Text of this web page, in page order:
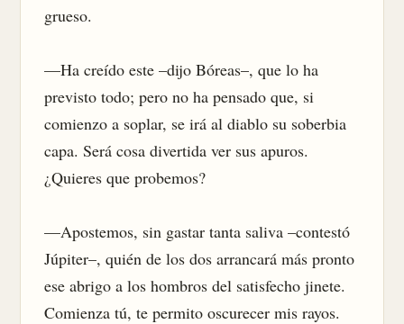
grueso.
—Ha creído este –dijo Bóreas–, que lo ha
previsto todo; pero no ha pensado que, si
comienzo a soplar, se irá al diablo su soberbia
capa. Será cosa divertida ver sus apuros.
¿Quieres que probemos?
—Apostemos, sin gastar tanta saliva –contestó
Júpiter–, quién de los dos arrancará más pronto
ese abrigo a los hombros del satisfecho jinete.
Comienza tú, te permito oscurecer mis rayos.